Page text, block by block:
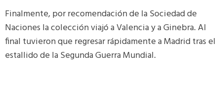
Finalmente, por recomendación de la Sociedad de
Naciones la colección viajó a Valencia y a Ginebra. Al
final tuvieron que regresar rápidamente a Madrid tras el
estallido de la Segunda Guerra Mundial.